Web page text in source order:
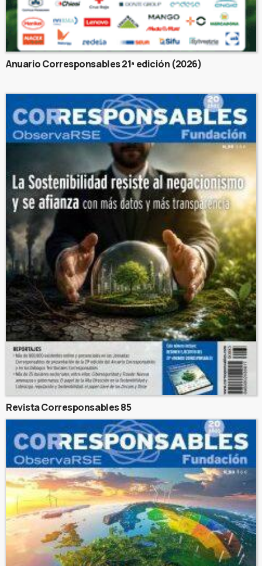
Anuario Corresponsables 21ª edición (2026)
Revista Corresponsables 85